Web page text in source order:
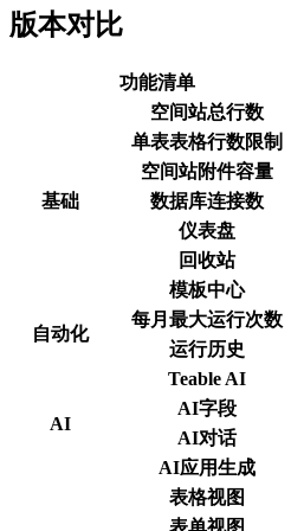
版本对比
功能清单
基础
空间站总行数
单表表格行数限制
空间站附件容量
数据库连接数
仪表盘
回收站
模板中心
自动化
每月最大运行次数
运行历史
AI
Teable AI
AI字段
AI对话
AI应用生成
表格视图
表单视图